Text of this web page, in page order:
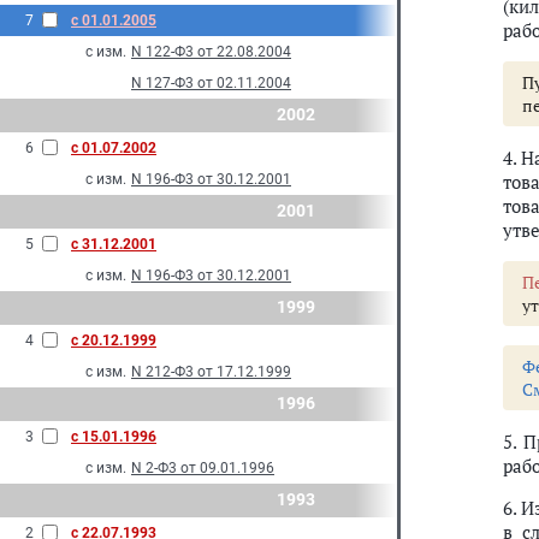
7
с 01.01.2005
с изм. N 122-Ф3 от 22.08.2004
N 127-Ф3 от 02.11.2004
2002
6
с 01.07.2002
с изм. N 196-Ф3 от 30.12.2001
2001
5
с 31.12.2001
с изм. N 196-Ф3 от 30.12.2001
1999
4
с 20.12.1999
с изм. N 212-Ф3 от 17.12.1999
1996
3
с 15.01.1996
с изм. N 2-Ф3 от 09.01.1996
1993
2 с 22.07.1993
4.
5.
6.
в